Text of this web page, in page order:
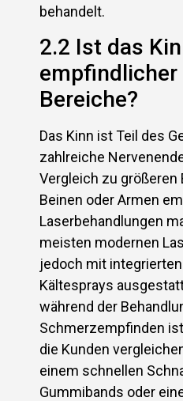
behandelt.
2.2 Ist das
empfindlicher
Bereiche?
Das Kinn ist Teil des
zahlreiche
Vergleich zu größeren
Beinen oder Armen
Laserbehandlungen
meisten modernen
jedoch mit
Kältesprays
während der
Schmerzempfinden
die Kunden
einem schnellen
Gummibands oder